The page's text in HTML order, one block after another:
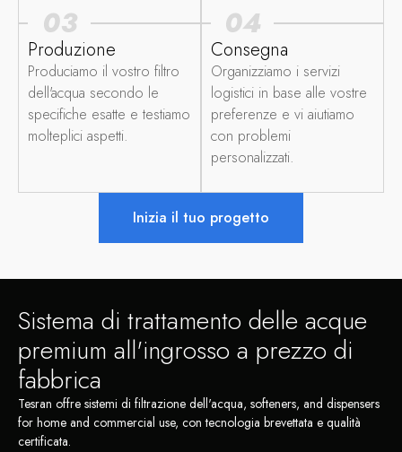
03
Produzione
Produciamo il vostro filtro
dell'acqua secondo le
specifiche esatte e testiamo
molteplici aspetti.
04
Consegna
Organizziamo i servizi
logistici in base alle vostre
preferenze e vi aiutiamo
con problemi
personalizzati.
Inizia il tuo progetto
Sistema di trattamento delle acque
premium all'ingrosso a prezzo di
fabbrica
Tesran offre sistemi di filtrazione dell'acqua, softeners, and dispensers
for home and commercial use, con tecnologia brevettata e qualità
certificata.